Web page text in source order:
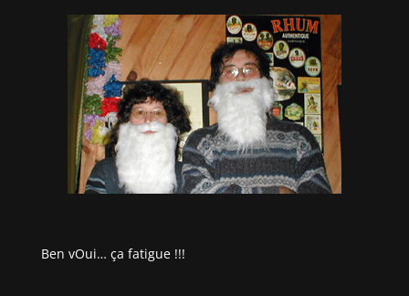
Ben vOui… ça fatigue !!!